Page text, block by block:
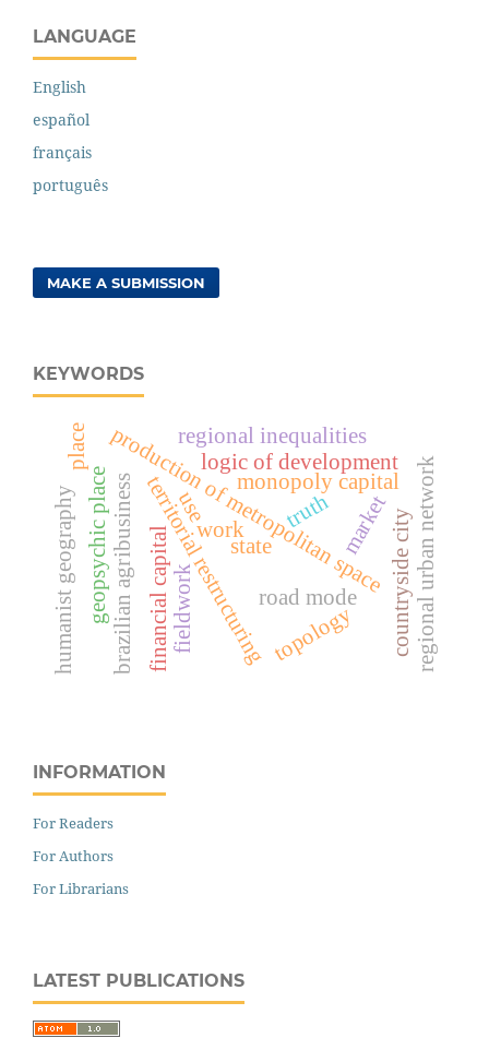
LANGUAGE
English
español
français
português
MAKE A SUBMISSION
KEYWORDS
territorial restructuring
production of metropolitan space
logic of development
road mode
financial capital
monopoly capital
brazilian agribusiness regional urban network
regional inequalities
geopsychic place
topology
humanist geography market
work countryside city
truth
fieldwork
state
place
use
INFORMATION
For Readers
For Authors
For Librarians
LATEST PUBLICATIONS